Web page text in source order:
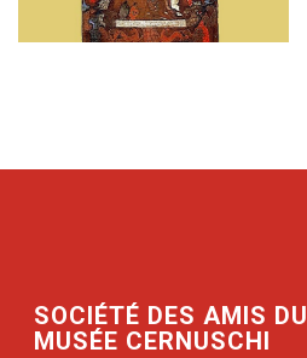
SOCIÉTÉ DES AMIS DU
MUSÉE CERNUSCHI